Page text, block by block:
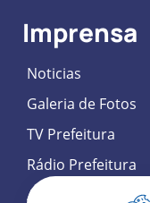
Imprensa
Noticias
Galeria de Fotos
TV Prefeitura
Rádio Prefeitura
Agenda de Eventos